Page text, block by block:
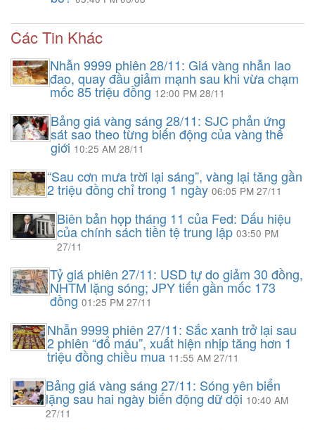
Các Tin Khác
Nhẫn 9999 phiên 28/11: Giá vàng nhẫn lao
đao, quay đầu giảm mạnh sau khi vừa chạm
mốc 85 triệu đồng 12:00 PM 28/11
Bảng giá vàng sáng 28/11: SJC phản ứng
sát sao theo từng biến động của vàng thế
giới 10:25 AM 28/11
“Sau cơn mưa trời lại sáng”, vàng lại tăng gần
2 triệu đồng chỉ trong 1 ngày 06:05 PM 27/11
Biên bản họp tháng 11 của Fed: Dấu hiệu
của chính sách tiền tệ trung lập 03:50 PM
27/11
Tỷ giá phiên 27/11: USD tự do giảm 30 đồng,
NHTM lặng sóng; JPY tiến gần mốc 173
đồng 01:25 PM 27/11
Nhẫn 9999 phiên 27/11: Sắc xanh trở lại sau
2 phiên “đổ máu”, xuất hiện nhịp tăng hơn 1
triệu đồng chiều mua 11:55 AM 27/11
Bảng giá vàng sáng 27/11: Sóng yên biển
lặng sau hai ngày biến động dữ dội 10:40 AM
27/11